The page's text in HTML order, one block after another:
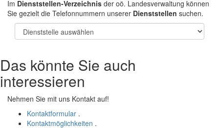
Im Dienststellen-Verzeichnis der oö. Landesverwaltung können
Sie gezielt die Telefonnummern unserer Dienststellen suchen.
Das könnte Sie auch
interessieren
Nehmen Sie mit uns Kontakt auf!
Kontaktformular .
Kontaktmöglichkeiten .